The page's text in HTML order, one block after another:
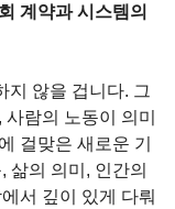
계약과 시스템의
지 않을 겁니다. 그
람의 노동이 의미
걸맞은 새로운 기
삶의 의미, 인간의
서 깊이 있게 다뤄